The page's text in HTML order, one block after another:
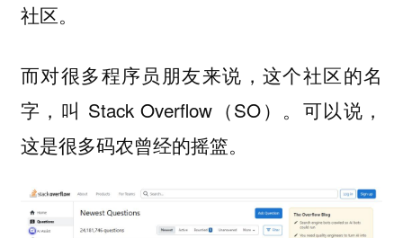
社区。
而对很多程序员朋友来说，这个社区的名
字，叫 Stack Overflow（SO）。可以说，
这是很多码农曾经的摇篮。